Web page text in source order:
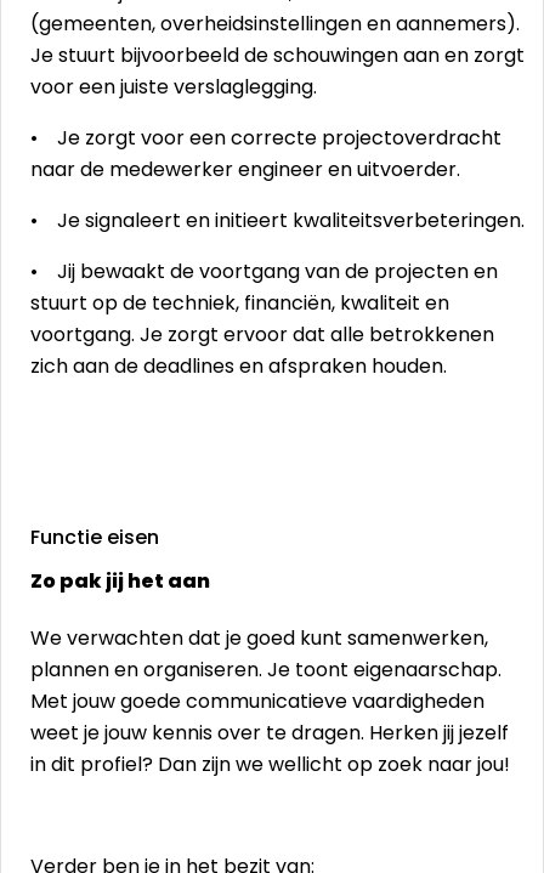
(gemeenten, overheidsinstellingen en aannemers).
Je stuurt bijvoorbeeld de schouwingen aan en zorgt
voor een juiste verslaglegging.
• Je zorgt voor een correcte projectoverdracht
naar de medewerker engineer en uitvoerder.
• Je signaleert en initieert kwaliteitsverbeteringen.
• Jij bewaakt de voortgang van de projecten en
stuurt op de techniek, financiën, kwaliteit en
voortgang. Je zorgt ervoor dat alle betrokkenen
zich aan de deadlines en afspraken houden.
Functie eisen
Zo pak jij het aan
We verwachten dat je goed kunt samenwerken,
plannen en organiseren. Je toont eigenaarschap.
Met jouw goede communicatieve vaardigheden
weet je jouw kennis over te dragen. Herken jij jezelf
in dit profiel? Dan zijn we wellicht op zoek naar jou!
Verder ben je in het bezit van: